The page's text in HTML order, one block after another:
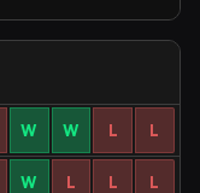
W W L L
W L L L